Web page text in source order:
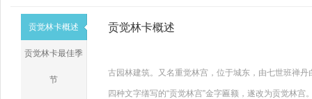
贡觉林卡概述
贡觉林卡最佳季
节
贡觉林卡概述
古园林建筑。又名重觉林宫，位于城东，由七世班禅
四种文字缮写的“贡觉林宫”金字匾额，遂改为贡觉林